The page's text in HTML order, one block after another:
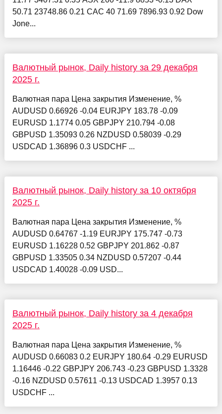
50.71 23748.86 0.21 CAC 40 71.69 7896.93 0.92 Dow
Jone...
Валютный рынок, Daily history за 29 декабря
2025 г.
Валютная пара Цена закрытия Изменение, %
AUDUSD 0.66926 -0.04 EURJPY 183.78 -0.09
EURUSD 1.1774 0.05 GBPJPY 210.794 -0.08
GBPUSD 1.35093 0.26 NZDUSD 0.58039 -0.29
USDCAD 1.36896 0.3 USDCHF ...
Валютный рынок, Daily history за 10 октября
2025 г.
Валютная пара Цена закрытия Изменение, %
AUDUSD 0.64767 -1.19 EURJPY 175.747 -0.73
EURUSD 1.16228 0.52 GBPJPY 201.862 -0.87
GBPUSD 1.33505 0.34 NZDUSD 0.57207 -0.44
USDCAD 1.40028 -0.09 USD...
Валютный рынок, Daily history за 4 декабря
2025 г.
Валютная пара Цена закрытия Изменение, %
AUDUSD 0.66083 0.2 EURJPY 180.64 -0.29 EURUSD
1.16446 -0.22 GBPJPY 206.743 -0.23 GBPUSD 1.3328
-0.16 NZDUSD 0.57611 -0.13 USDCAD 1.3957 0.13
USDCHF ...